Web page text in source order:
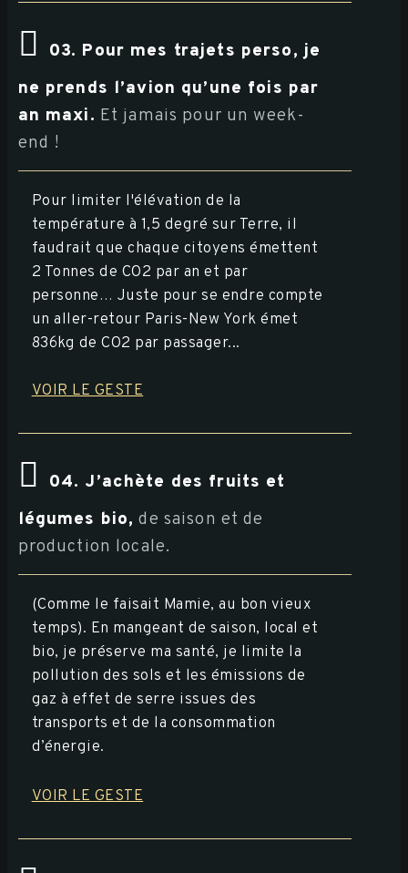
03. Pour mes trajets perso, je
ne prends l’avion qu’une fois par
an maxi. Et jamais pour un week-
end !
Pour limiter l'élévation de la
température à 1,5 degré sur Terre, il
faudrait que chaque citoyens émettent
2 Tonnes de CO2 par an et par
personne… Juste pour se endre compte
un aller-retour Paris-New York émet
836kg de CO2 par passager...
VOIR LE GESTE
04. J’achète des fruits et
légumes bio, de saison et de
production locale.
(Comme le faisait Mamie, au bon vieux
temps). En mangeant de saison, local et
bio, je préserve ma santé, je limite la
pollution des sols et les émissions de
gaz à effet de serre issues des
transports et de la consommation
d’énergie.
VOIR LE GESTE